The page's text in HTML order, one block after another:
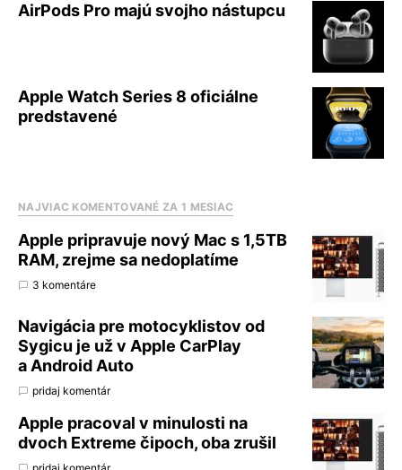
AirPods Pro majú svojho nástupcu
Apple Watch Series 8 oficiálne
predstavené
NAJVIAC KOMENTOVANÉ ZA 1 MESIAC
Apple pripravuje nový Mac s 1,5TB
RAM, zrejme sa nedoplatíme
3 komentáre
Navigácia pre motocyklistov od
Sygicu je už v Apple CarPlay
a Android Auto
pridaj komentár
Apple pracoval v minulosti na
dvoch Extreme čipoch, oba zrušil